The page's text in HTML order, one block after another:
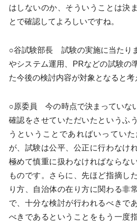
はしないのか、そういうことは決
とで確認してよろしいですね。
○谷試験部長 試験の実施に当たり
やシステム運用、PRなどの試験の
た今後の検討内容が対象となると考
○原委員 今の時点で決まっていな
確認をさせていただいたというふ
うということであればいってい
が、試験は公平、公正に行わなけ
極めて慎重に扱わなければならな
ものです。さらに、先ほど指摘し
り方、自治体の在り方に関わる非
で、十分な検討が行われるべきで
べきであるということをもう一度